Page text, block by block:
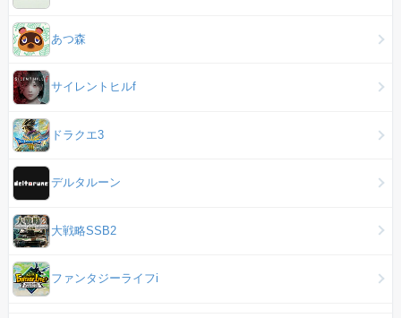
あつ森
サイレントヒルf
ドラクエ3
デルタルーン
大戦略SSB2
ファンタジーライフi